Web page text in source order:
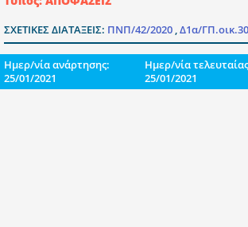
ΣΧΕΤΙΚΕΣ ΔΙΑΤΑΞΕΙΣ: ΠΝΠ/42/2020 ,Δ1α/
Ημερ/νία ανάρτησης:
25/01/2021
Ημερ/νία
25/01/2021